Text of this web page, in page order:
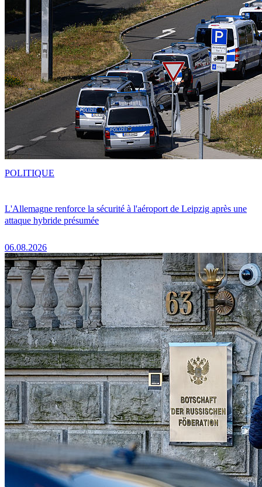
L'Allemagne renforce la sécurité à l'aéroport de Leipzig après une
attaque hybride présumée
06.08.2026
POLITIQUE